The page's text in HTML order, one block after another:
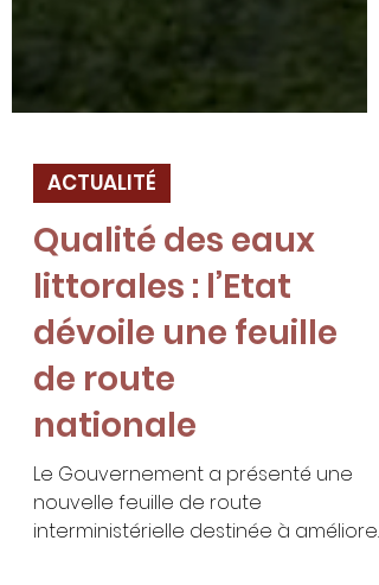
ACTUALITÉ
Qualité des eaux
littorales : l’Etat
dévoile une feuille
de route
nationale